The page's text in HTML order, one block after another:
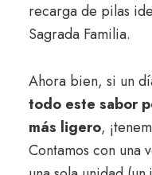
recarga de pilas
Sagrada Familia.
Ahora bien, si un
todo este sabor
más ligero,
Contamos con una